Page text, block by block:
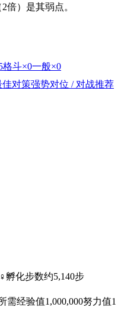
倍）是其弱点。
格斗×0一般×0
佳对策强势对位 / 对战推荐
孵化步数约5,140步
需经验值1,000,000努力值1